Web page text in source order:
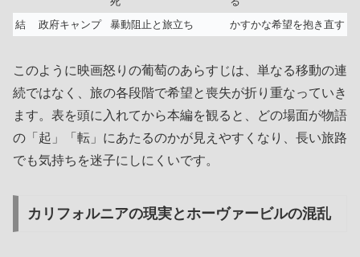
結
政府キャンプ 暴動阻止と旅立ち かすかな希望を抱き直す
このように映画怒りの葡萄のあらすじは、単なる移動の連
続ではなく、旅の各段階で希望と喪失が折り重なっていき
ます。表を頭に入れてから本編を観ると、どの場面が物語
の「起」「転」にあたるのかが見えやすくなり、長い旅路
でも気持ちを迷子にしにくいです。
カリフォルニアの現実とホーヴァービルの混乱